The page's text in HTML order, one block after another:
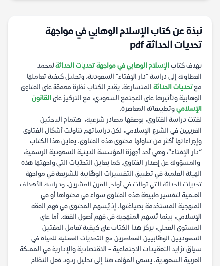
نبذة عن كتاب الإسلام الوهابي في مواجهة
تحديات الحداثة pdf
يهدف كتابالإسلام الوهابي في مواجهة تحديات الحداثة لمحمد
العطاونة إلى دراسة "دار الإفتاء" السعودية، وتحليل كيفية تعاملها
معتحديات الحداثة المتسارعة. يقدم الكتاب نظرة معمقة على الفتاوى
الوهابية وتأثيرها على المجتمع السعودي، مع التركيز علىالقانون
الإسلاميوتطبيقاته المعاصرة.
لفتت دراسة الفتاوى، بوصفها مصادر شرعية، اهتمام الباحثين
الغربيين في الشرع الإسلامي، لكن دراساتهم تناولت أشكال الفتاوى
وإجراءاتها أكثر من تناولها محتوى هذه الفتاوى. يعاين هذا الكتاب
“دار الإفتاء”، وهي أحد أجهزة المؤسسة الدينية السعودية الرسمية،
والمسؤولة عن إصدار الفتاوى. كما يعاين التحدّيات التي واجهتها هذه
الهيئة العلمية في تطبيق التفسيرات الوهّابية للشريعة في مواجهة
تحديات الحداثة التي توالت في أواخر القرن العشرين، ودراسة الأهداف
العلمية لتفسير طبيعة هذه الفتاوى سواء في محتواها أو في
المنهجية المستخدمة بصياغتها. إذ يُسهم المحتوى في فهم الفقه
الإسلامي، بينما تُسهم المنهجية في فهم أصول الفقه. أما على
المستوى العملي، يركز هذا الكتاب على كيفية تعامل المفتين
السعوديين الوهّابيين المعاصرين مع التحديات العملية للحياة في
سياق تزايد التعقيدات الاجتماعية – الاقتصادية والإدارية في المملكة
العربية السعودية. يسعى المؤلف هنا إلى تحليل ردود فعل النظام